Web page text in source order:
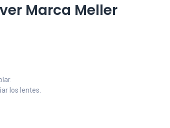
Marca Meller
los lentes.